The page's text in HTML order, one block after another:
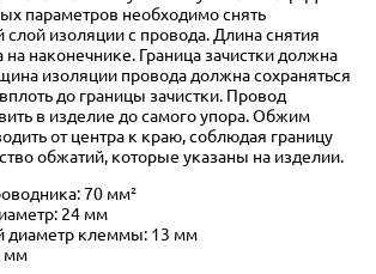
параметров необходимо снять
изоляции с провода. Длина снятия
на наконечнике. Граница зачистки должна
изоляции провода должна сохраняться
до границы зачистки. Провод
в изделие до самого упора. Обжим
от центра к краю, соблюдая границу
обжатий, которые указаны на изделии.
70 мм²
24 мм
диаметр клеммы: 13 мм
мм